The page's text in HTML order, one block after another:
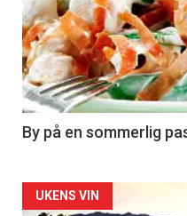
akkurat
nå
-
5
By på en sommerlig
Forsiden
UKENS VIN